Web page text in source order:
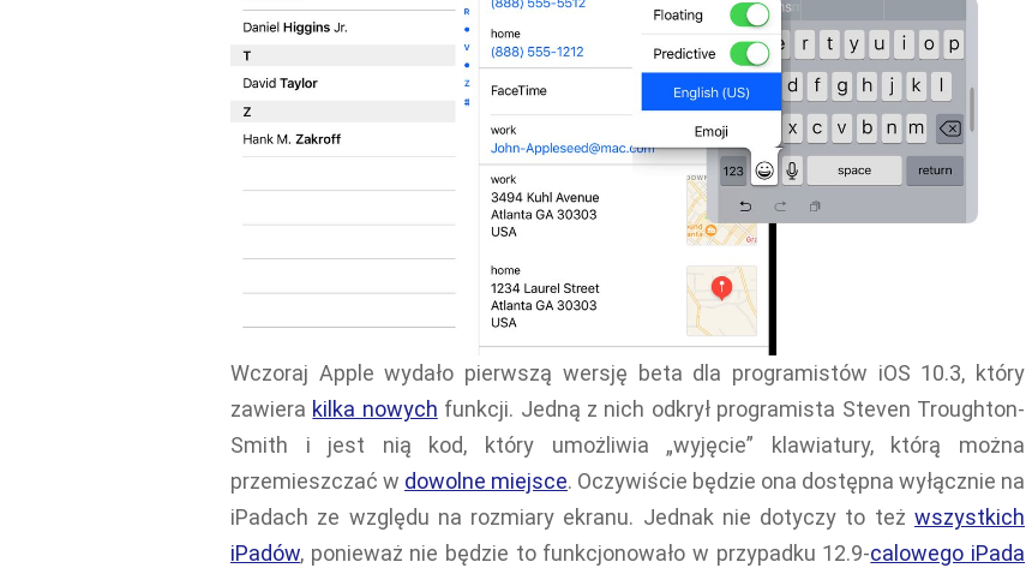
Wczoraj Apple wydało pierwszą wersję beta dla programistów iOS 10.3, który
zawiera kilka nowych funkcji. Jedną z nich odkrył programista Steven Troughton-
Smith i jest nią kod, który umożliwia „wyjęcie” klawiatury, którą można
przemieszczać w dowolne miejsce. Oczywiście będzie ona dostępna wyłącznie na
iPadach ze względu na rozmiary ekranu. Jednak nie dotyczy to też wszystkich
iPadów, ponieważ nie będzie to funkcjonowało w przypadku 12.9-calowego iPada